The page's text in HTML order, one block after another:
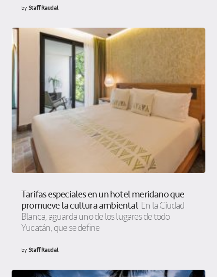
byStaff Raudal
Tarifas especiales en un hotel meridano que
promueve la cultura ambiental En la Ciudad
Blanca, aguarda uno de los lugares de todo
Yucatán, que se define
byStaff Raudal